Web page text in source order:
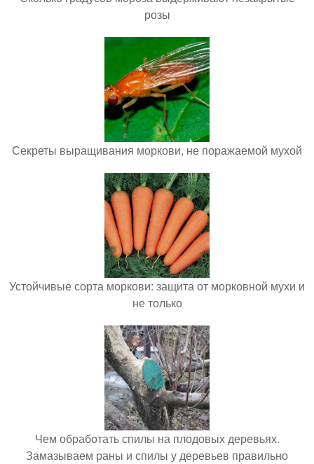
розы
Секреты выращивания моркови, не поражаемой мухой
Устойчивые сорта моркови: защита от морковной мухи и
не только
Чем обработать спилы на плодовых деревьях.
Замазываем раны и спилы у деревьев правильно